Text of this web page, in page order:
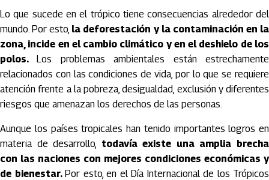
Lo que sucede en el trópico tiene consecuencias alrededor del
mundo. Por esto, la deforestación y la contaminación en la
zona, incide en el cambio climático y en el deshielo de los
polos.Los problemas ambientales están estrechamente
relacionados con las condiciones de vida, por lo que se requiere
atención frente a la pobreza, desigualdad, exclusión y diferentes
riesgos que amenazan los derechos de las personas.
Aunque los países tropicales han tenido importantes logros en
materia de desarrollo, todavía existe una amplia brecha
con las naciones con mejores condiciones económicas y
de bienestar. Por esto, en el Día Internacional de los Trópicos